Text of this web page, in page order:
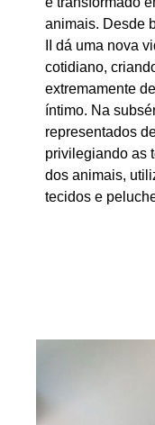
animais. Desde
II dá uma nova
cotidiano,
extremamente
íntimo. Na
representados
privilegiando as
dos animais,
tecidos e
paint Small Trash
over plastic